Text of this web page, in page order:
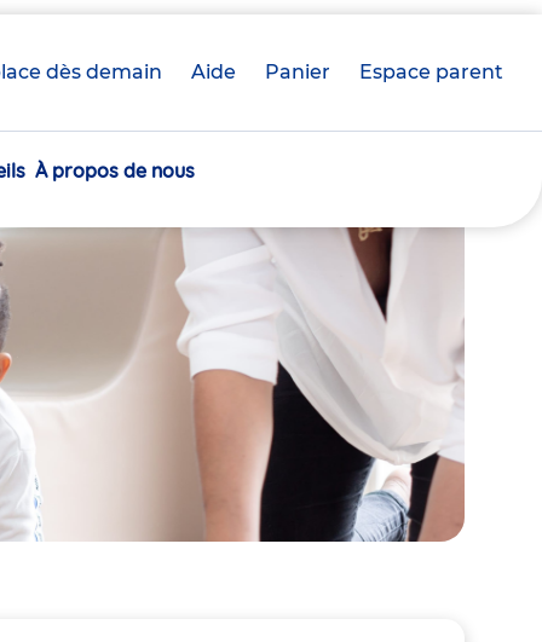
dès demain Aide Panier crèche(s)
Espace parent
À propos de nous